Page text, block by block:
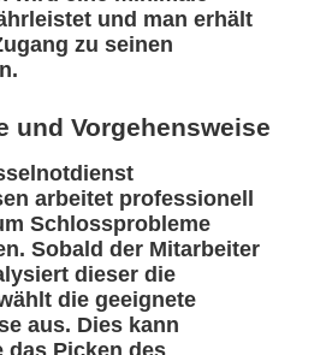
und man erhält
zu seinen
und Vorgehensweise
arbeitet professionell
Schlossprobleme
Sobald der Mitarbeiter
dieser die
die geeignete
aus. Dies kann